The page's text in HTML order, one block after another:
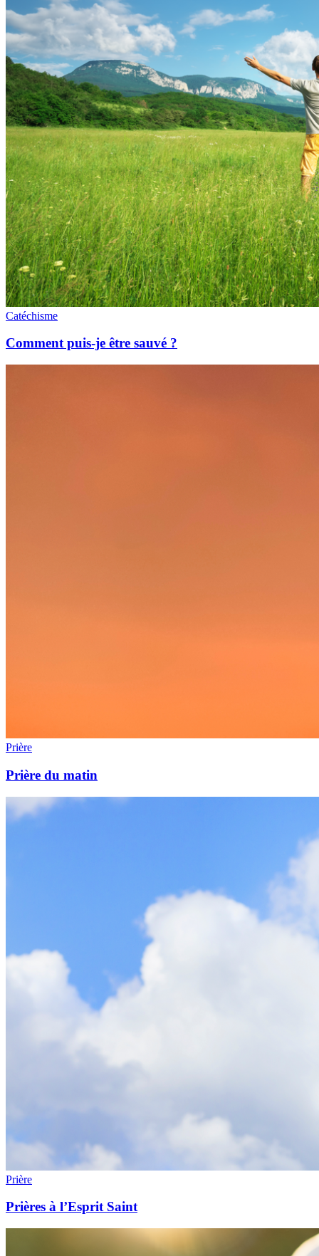
Catéchisme
Comment puis-je être sauvé ?
Prière
Prière du matin
Prière
Prières à l’Esprit Saint